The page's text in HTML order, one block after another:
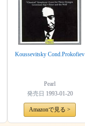
Koussevitsky Cond.Prokofiev
Pearl
発売日 1993-01-20
Amazonで見る >